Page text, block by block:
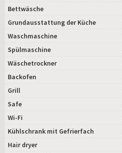
Bettwäsche
Grundausstattung der Küche
Waschmaschine
Spülmaschine
Wäschetrockner
Backofen
Grill
Safe
Wi-Fi
Kühlschrank mit Gefrierfach
Hair dryer